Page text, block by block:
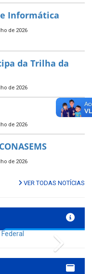
Informática
de 2026
da Trilha da
de 2026
de 2026
de 2026
VER TODAS NOTÍCIAS